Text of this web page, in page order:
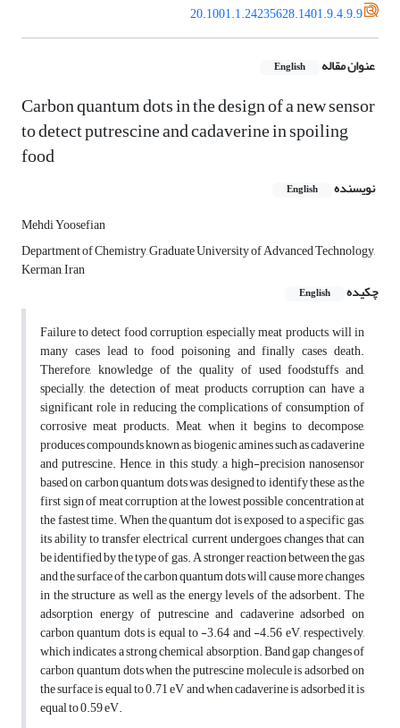
20.1001.1.24235628.1401.9.4.9.9
عنوان مقاله English
Carbon quantum dots in the design of a new sensor
to detect putrescine and cadaverine in spoiling
food
نویسنده English
Mehdi Yoosefian
Department of Chemistry, Graduate University of Advanced Technology,
Kerman, Iran
چکیده
English
Failure to detect food corruption, especially meat products, will in
many cases lead to food poisoning and finally cases death.
Therefore, knowledge of the quality of used foodstuffs and,
specially, the detection of meat products corruption can have a
significant role in reducing the complications of consumption of
corrosive meat products. Meat, when it begins to decompose,
produces compounds known as biogenic amines such as cadaverine
and putrescine. Hence, in this study, a high-precision nanosensor
based on carbon quantum dots was designed to identify these as the
first sign of meat corruption at the lowest possible concentration at
the fastest time. When the quantum dot is exposed to a specific gas,
its ability to transfer electrical current undergoes changes that can
be identified by the type of gas. A stronger reaction between the gas
and the surface of the carbon quantum dots will cause more changes
in the structure as well as the energy levels of the adsorbent. The
adsorption energy of putrescine and cadaverine adsorbed on
carbon quantum dots is equal to -3.64 and -4.56 eV, respectively,
which indicates a strong chemical absorption. Band gap changes of
carbon quantum dots when the putrescine molecule is adsorbed on
the surface is equal to 0.71 eV and when cadaverine is adsorbed it is
equal to 0.59 eV.